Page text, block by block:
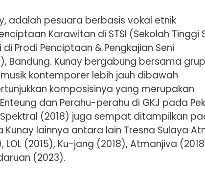
adalah pesuara berbasis vokal etnik
Karawitan di STSI (Sekolah Tinggi
Prodi Penciptaan & Pengkajian Seni
Bandung. Kunay bergabung bersama grup
kontemporer lebih jauh dibawah
komposisinya yang merupakan
dan Perahu-perahu di GKJ pada
(2018) juga sempat ditampilkan
Kunay lainnya antara lain Tresna Sulaya
(2015), Ku-jang (2018), Atmanjiva
(2023).